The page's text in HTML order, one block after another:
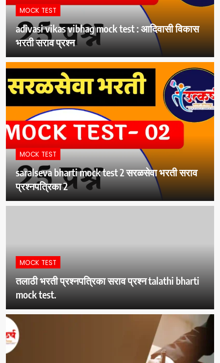
MOCK TEST
adivasi vikas vibhag mock test : आदिवासी विकास
भरती सराव प्रश्न
MOCK TEST
saralseva bharti mock test 2 सरळसेवा भरती सराव
प्रश्नपत्रिका 2
MOCK TEST
तलाठी भरती प्रश्नपत्रिका सराव प्रश्न talathi bharti
mock test.